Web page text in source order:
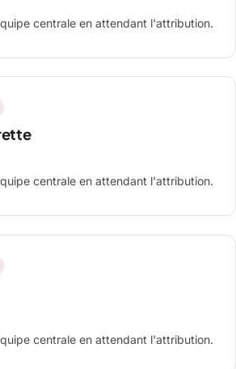
centrale en attendant l'attribution.
centrale en attendant l'attribution.
centrale en attendant l'attribution.